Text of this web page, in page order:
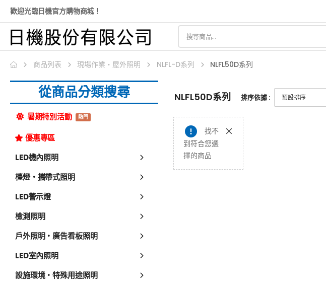
歡迎光臨日機官方購物商城！
商品列表 現場作業・屋外照明 NLFL-D系列 NLFL50D系列
從商品分類搜尋
暑期特別活動 熱門
優惠專區
LED機內照明
檯燈・攜帶式照明
LED警示燈
檢測照明
戶外照明・廣告看板照明
LED室內照明
設施環境・特殊用途照明
NLFL50D系列 排序依據 :
找不
到符合您選
擇的商品